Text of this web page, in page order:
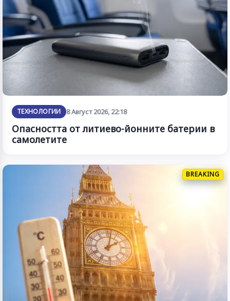
ТЕХНОЛОГИИ 8 Август 2026, 22:18
Опасността от литиево-йонните батерии в
самолетите
BREAKING